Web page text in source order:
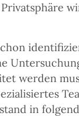
werden
in